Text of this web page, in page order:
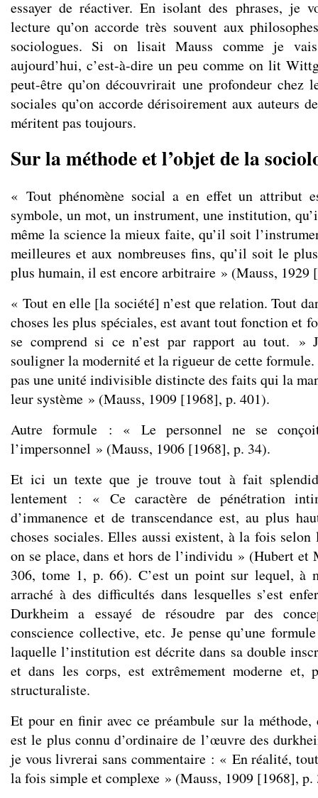
essayer de réactiver. En isolant des phrases, je
lecture qu’on accorde très souvent aux
sociologues. Si on lisait Mauss comme je
aujourd’hui, c’est-à-dire un peu comme on lit
peut-être qu’on découvrirait une profondeur chez
sociales qu’on accorde dérisoirement aux auteurs
méritent pas toujours.
Sur la méthode et l’objet de la
« Tout phénomène social a en effet un attribut
symbole, un mot, un instrument, une institution,
même la science la mieux faite, qu’il soit
meilleures et aux nombreuses fins, qu’il soit le
plus humain, il est encore arbitraire » (Mauss, 1929
« Tout en elle [la société] n’est que relation. Tout
choses les plus spéciales, est avant tout fonction et
se comprend si ce n’est par rapport au tout. »
souligner la modernité et la rigueur de cette
pas une unité indivisible distincte des faits qui la
leur système » (Mauss, 1909 [1968], p. 401).
Autre formule : « Le personnel ne se
l’impersonnel » (Mauss, 1906 [1968], p. 34).
Et ici un texte que je trouve tout à fait
lentement : « Ce caractère de pénétration
d’immanence et de transcendance est, au plus
choses sociales. Elles aussi existent, à la fois
on se place, dans et hors de l’individu » (Hubert et
306, tome 1, p. 66). C’est un point sur lequel, à
arraché à des difficultés dans lesquelles s’est
Durkheim a essayé de résoudre par des
conscience collective, etc. Je pense qu’une
laquelle l’institution est décrite dans sa double
et dans les corps, est extrêmement moderne et,
structuraliste.
Et pour en finir avec ce préambule sur la méthode,
est le plus connu d’ordinaire de l’œuvre des
je vous livrerai sans commentaire : « En réalité,
la fois simple et complexe » (Mauss, 1909 [1968], p.